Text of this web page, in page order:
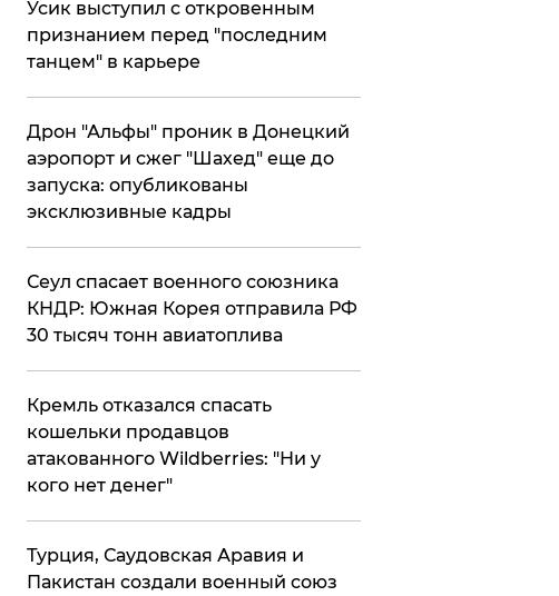
Усик выступил с откровенным
признанием перед "последним
танцем" в карьере
Дрон "Альфы" проник в Донецкий
аэропорт и сжег "Шахед" еще до
запуска: опубликованы
эксклюзивные кадры
​Сеул спасает военного союзника
КНДР: Южная Корея отправила РФ
30 тысяч тонн авиатоплива
Кремль отказался спасать
кошельки продавцов
атакованного Wildberries: "Ни у
кого нет денег"
Турция, Саудовская Аравия и
Пакистан создали военный союз